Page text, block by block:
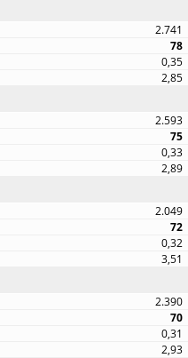
2.741
78
0,35
2,85
2.593
75
0,33
2,89
2.049
72
0,32
3,51
2.390
70
0,31
2,93